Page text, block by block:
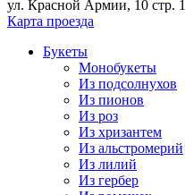
ул. Красной Армии, 10 стр. 1
Карта проезда
Букеты
Монобукеты
Из подсолнухов
Из пионов
Из роз
Из хризантем
Из альстромерий
Из лилий
Из гербер